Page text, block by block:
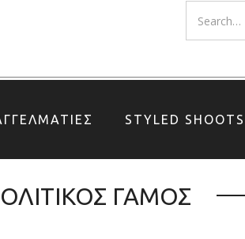
STYLED SHOOTS
ΓΑΜΟΣ